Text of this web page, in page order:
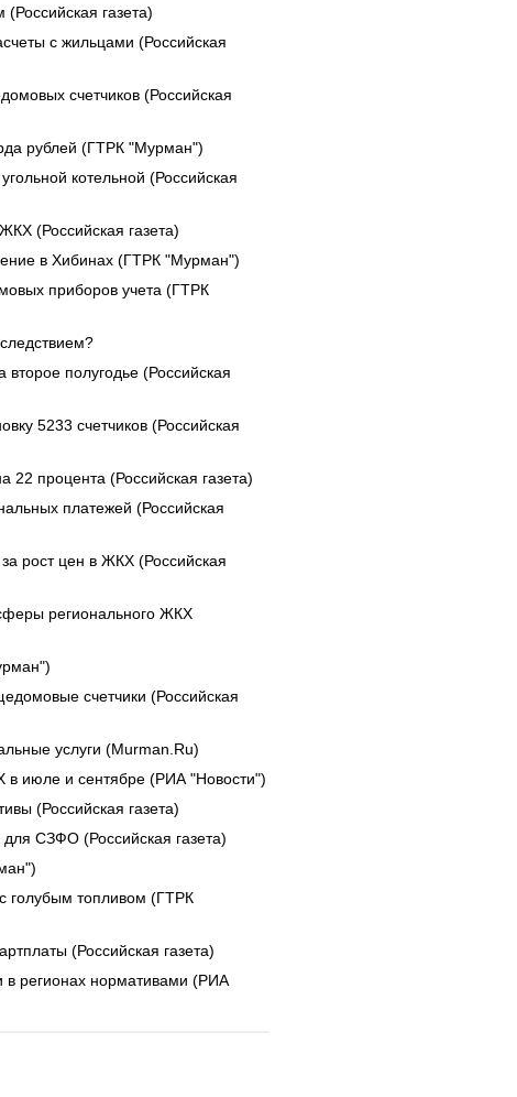
газета)
с жильцами (Российская
счетчиков (Российская
рублей (ГТРК "Мурман")
котельной (Российская
(Российская газета)
в Хибинах (ГТРК "Мурман")
приборов учета (ГТРК
полугодье (Российская
5233 счетчиков (Российская
22 процента (Российская газета)
платежей (Российская
рост цен в ЖКХ (Российская
регионального ЖКХ
счетчики (Российская
услуги (Murman.Ru)
в июле и сентябре (РИА "Новости")
(Российская газета)
СЗФО (Российская газета)
голубым топливом (ГТРК
(Российская газета)
в регионах нормативами (РИА